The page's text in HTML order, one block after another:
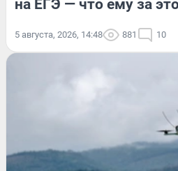
на ЕГЭ — что ему за
5 августа, 2026, 14:48 881 10